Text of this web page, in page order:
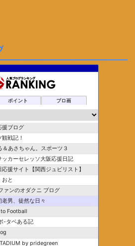
ポイント ブロ画
援ブログ
戦記！
＆あさちゃん。スポーツ３
ッカーセレッソ大阪応援日記
援サイト【関西ジュビリスト】
おと
ァンのオダクニ ブログ
老男、徒然な日々
Football
-タベある記
by pridegreen